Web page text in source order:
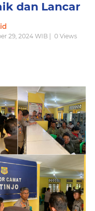
dan Lancar
29, 2024 WIB | 0 Views